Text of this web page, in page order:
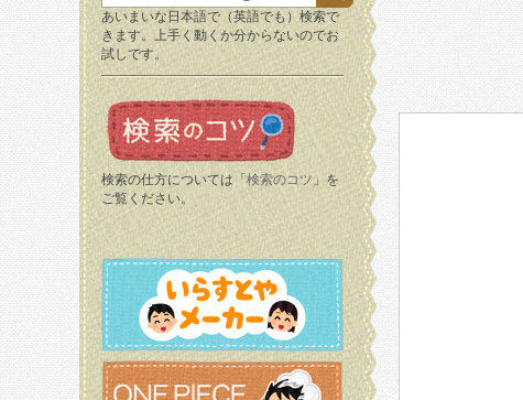
あいまいな日本語で（英語でも）検索で
きます。上手く動くか分からないのでお
試しです。
検索の仕方については「 検索のコツ 」を
ご覧ください。